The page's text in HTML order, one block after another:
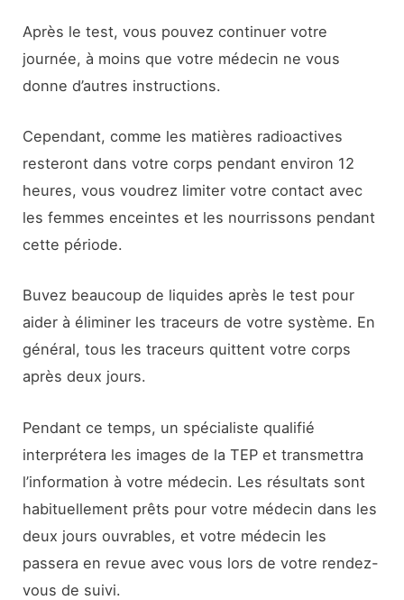
Après le test, vous pouvez continuer votre
journée, à moins que votre médecin ne vous
donne d’autres instructions.
Cependant, comme les matières radioactives
resteront dans votre corps pendant environ 12
heures, vous voudrez limiter votre contact avec
les femmes enceintes et les nourrissons pendant
cette période.
Buvez beaucoup de liquides après le test pour
aider à éliminer les traceurs de votre système. En
général, tous les traceurs quittent votre corps
après deux jours.
Pendant ce temps, un spécialiste qualifié
interprétera les images de la TEP et transmettra
l’information à votre médecin. Les résultats sont
habituellement prêts pour votre médecin dans les
deux jours ouvrables, et votre médecin les
passera en revue avec vous lors de votre rendez-
vous de suivi.